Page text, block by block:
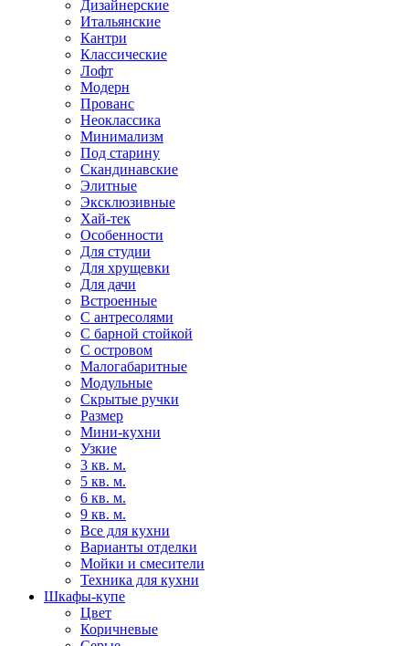
Дизайнерские
Итальянские
Кантри
Классические
Лофт
Модерн
Прованс
Неоклассика
Минимализм
Под старину
Скандинавские
Элитные
Эксклюзивные
Хай-тек
Особенности
Для студии
Для хрущевки
Для дачи
Встроенные
С антресолями
С барной стойкой
С островом
Малогабаритные
Модульные
Скрытые ручки
Размер
Мини-кухни
Узкие
3 кв. м.
5 кв. м.
6 кв. м.
9 кв. м.
Все для кухни
Варианты отделки
Мойки и смесители
Техника для кухни
Шкафы-купе
Цвет
Коричневые